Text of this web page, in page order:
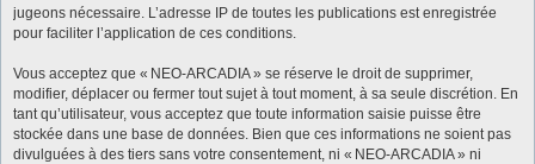
jugeons nécessaire. L’adresse IP de toutes les publications est enregistrée
pour faciliter l’application de ces conditions.
Vous acceptez que « NEO-ARCADIA » se réserve le droit de supprimer,
modifier, déplacer ou fermer tout sujet à tout moment, à sa seule discrétion. En
tant qu’utilisateur, vous acceptez que toute information saisie puisse être
stockée dans une base de données. Bien que ces informations ne soient pas
divulguées à des tiers sans votre consentement, ni « NEO-ARCADIA » ni